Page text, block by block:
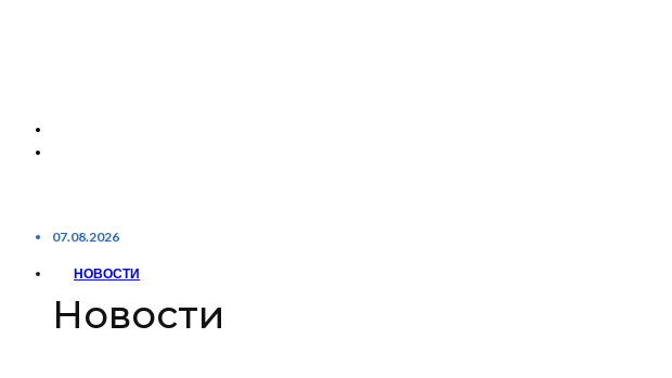
07.08.2026
НОВОСТИ
Новости